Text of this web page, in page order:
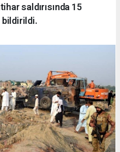
saldırısında 15
bildirildi.